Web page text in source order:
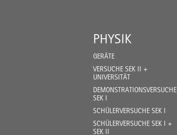
PHYSIK
GERÄTE
VERSUCHE SEK II +
UNIVERSITÄT
DEMONSTRATIONSVERSUCHE
SEK I
SCHÜLERVERSUCHE SEK I
SCHÜLERVERSUCHE SEK I +
SEK II